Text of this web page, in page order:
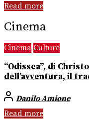
Read more
Cinema
Cinema Culture
“Odissea”, di
dell’avventura, il
Danilo Amione
Read more